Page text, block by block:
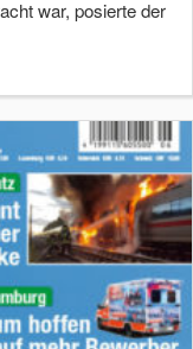
war, posierte der